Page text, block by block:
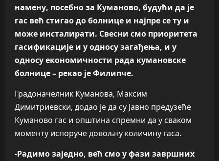
намену, посебно за Куманово, будући да је
гас већ стигао до болнице и најпре се ту и
може инсталирати. Свесни смо приоритета
гасификације и у односу загађења, и у
односу економичности рада кумановске
болнице – рекао је Филипче.
Градоначелник Куманова, Максим
Димитриевски, додао је да су Јавно предузеће
Куманово гас и општина спремни да у сваком
моменту испоруче довољну количину гаса.
-Радимо заједно, већ смо у фази завршних